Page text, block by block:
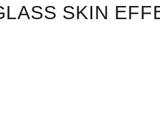
SKIN